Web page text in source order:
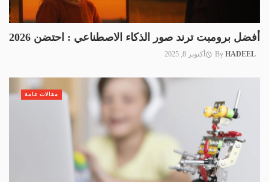
أفضل برومبت ترند صور الذكاء الاصطناعي : احتضن 2026
By HADEEL أكتوبر 8, 2025
مقالات عامة